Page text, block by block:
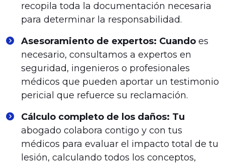
recopila toda la documentación necesaria
para determinar la responsabilidad.
Asesoramiento de expertos: Cuando es
necesario, consultamos a expertos en
seguridad, ingenieros o profesionales
médicos que pueden aportar un testimonio
pericial que refuerce su reclamación.
Cálculo completo de los daños: Tu
abogado colabora contigo y con tus
médicos para evaluar el impacto total de tu
lesión, calculando todos los conceptos,